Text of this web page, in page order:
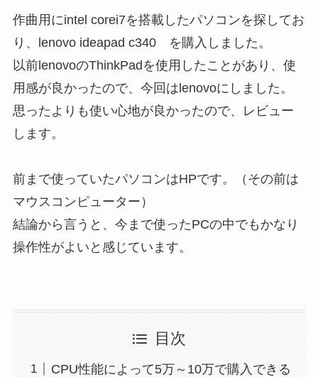
作曲用にintel corei7を搭載したパソコンを探してお
り、lenovo ideapad c340 を購入しました。
以前lenovoのThinkPadを使用したことがあり、使
用感が良かったので、今回はlenovoにしました。
思ったよりも使い心地が良かったので、レビュー
します。
前まで使っていたパソコンはHPです。（その前は
マウスコンピューター）
結論から言うと、今まで使ったPCの中でもかなり
操作性がよいと感じています。
目次
CPU性能によって5万～10万で購入できる